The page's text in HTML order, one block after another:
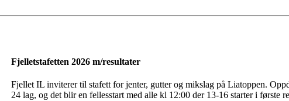
Fjelletstafetten 2026 m/resultater
Fjellet IL inviterer til stafett for jenter, gutter og mikslag på Liatoppen.
24 lag, og det blir en fellesstart med alle kl 12:00 der 13-16 starter i første